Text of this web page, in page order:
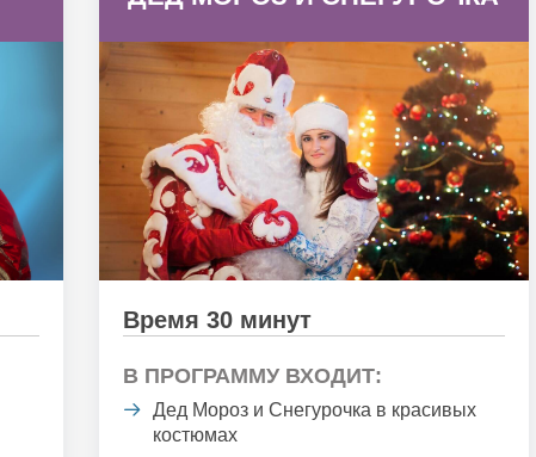
Время 30 минут
В ПРОГРАММУ ВХОДИТ:
Дед Мороз и Снегурочка в красивых
костюмах